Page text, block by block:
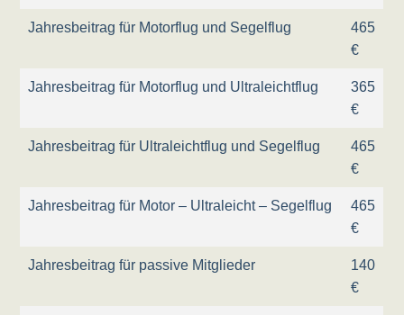
Jahresbeitrag für Motorflug und Segelflug
465
€
Jahresbeitrag für Motorflug und Ultraleichtflug
365
€
Jahresbeitrag für Ultraleichtflug und Segelflug
465
€
Jahresbeitrag für Motor – Ultraleicht – Segelflug
465
€
Jahresbeitrag für passive Mitglieder
140
€